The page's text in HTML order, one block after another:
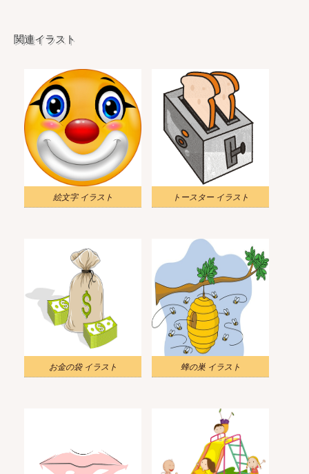
関連イラスト
絵文字 イラスト トースター イラスト
お金の袋 イラスト 蜂の巣 イラスト